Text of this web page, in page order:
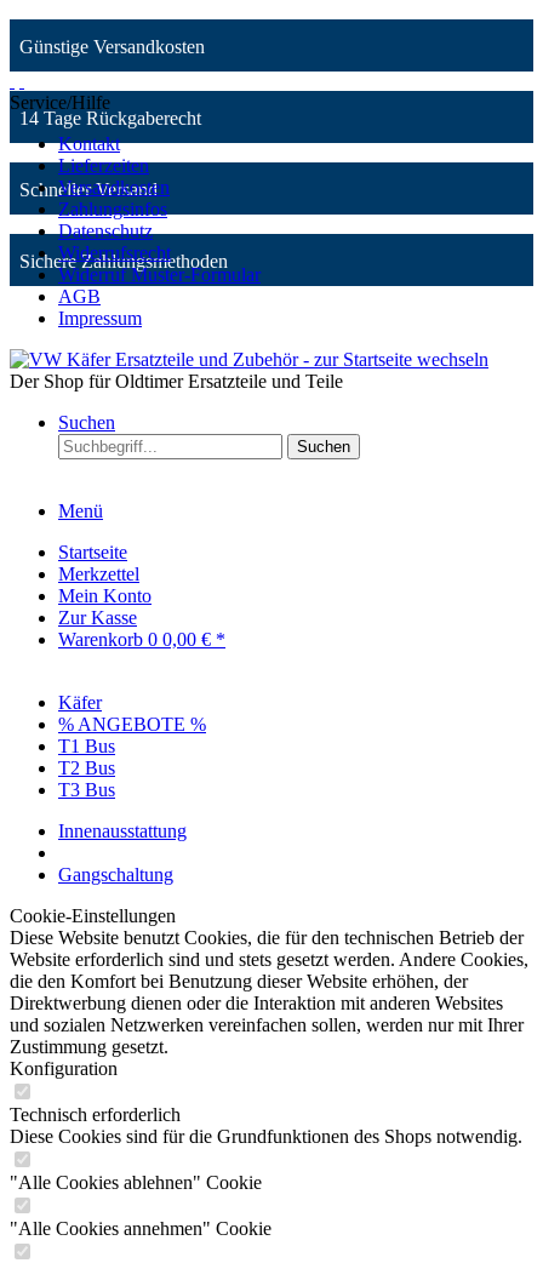
Günstige Versandkosten
14 Tage Rückgaberecht
Schneller Versand
Sichere Zahlungsmethoden
Service/Hilfe
Kontakt
Lieferzeiten
Versandkosten
Zahlungsinfos
Datenschutz
Widerrufsrecht
Widerruf Muster-Formular
AGB
Impressum
Der Shop für Oldtimer Ersatzteile und Teile
Suchen
Suchen
Menü
Startseite
Merkzettel
Mein Konto
Zur Kasse
Warenkorb 0 0,00 € *
Käfer
% ANGEBOTE %
T1 Bus
T2 Bus
T3 Bus
Innenausstattung
Gangschaltung
Cookie-Einstellungen
Diese Website benutzt Cookies, die für den technischen Betrieb der
Website erforderlich sind und stets gesetzt werden. Andere Cookies,
die den Komfort bei Benutzung dieser Website erhöhen, der
Direktwerbung dienen oder die Interaktion mit anderen Websites
und sozialen Netzwerken vereinfachen sollen, werden nur mit Ihrer
Zustimmung gesetzt.
Konfiguration
Technisch erforderlich
Diese Cookies sind für die Grundfunktionen des Shops notwendig.
"Alle Cookies ablehnen" Cookie
"Alle Cookies annehmen" Cookie